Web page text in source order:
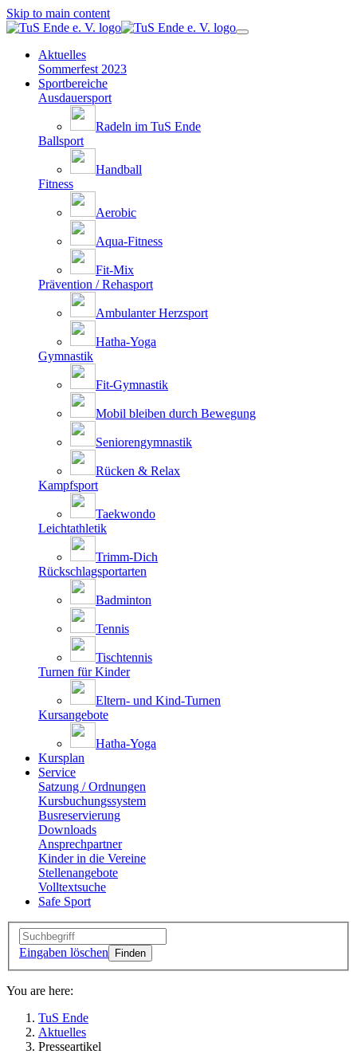
Skip to main content
Aktuelles
Sommerfest 2023
Sportbereiche
Ausdauersport
Radeln im TuS Ende
Ballsport
Handball
Fitness
Aerobic
Aqua-Fitness
Fit-Mix
Prävention / Rehasport
Ambulanter Herzsport
Hatha-Yoga
Gymnastik
Fit-Gymnastik
Mobil bleiben durch Bewegung
Seniorengymnastik
Rücken & Relax
Kampfsport
Taekwondo
Leichtathletik
Trimm-Dich
Rückschlagsportarten
Badminton
Tennis
Tischtennis
Turnen für Kinder
Eltern- und Kind-Turnen
Kursangebote
Hatha-Yoga
Kursplan
Service
Satzung / Ordnungen
Kursbuchungssystem
Busreservierung
Downloads
Ansprechpartner
Kinder in die Vereine
Stellenangebote
Volltextsuche
Safe Sport
Eingaben löschen
You are here:
TuS Ende
Aktuelles
Presseartikel